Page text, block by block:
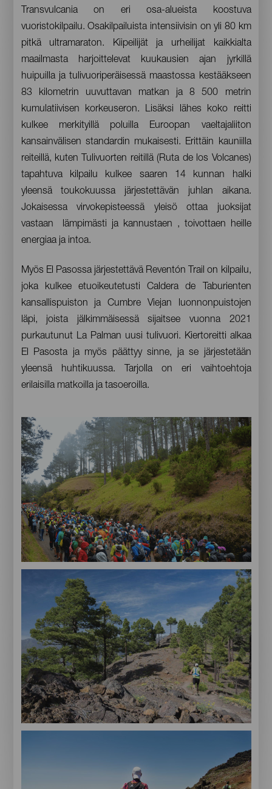
Transvulcania on eri osa-alueista koostuva
vuoristokilpailu. Osakilpailuista intensiivisin on yli 80 km
pitkä ultramaraton. Kiipeilijät ja urheilijat kaikkialta
maailmasta harjoittelevat kuukausien ajan jyrkillä
huipuilla ja tulivuoriperäisessä maastossa kestääkseen
83 kilometrin uuvuttavan matkan ja 8 500 metrin
kumulatiivisen korkeuseron. Lisäksi lähes koko reitti
kulkee merkityillä poluilla Euroopan vaeltajaliiton
kansainvälisen standardin mukaisesti. Erittäin kauniilla
reiteillä, kuten Tulivuorten reitillä (Ruta de los Volcanes)
tapahtuva kilpailu kulkee saaren 14 kunnan halki
yleensä toukokuussa järjestettävän juhlan aikana.
Jokaisessa virvokepisteessä yleisö ottaa juoksijat
vastaan lämpimästi ja kannustaen , toivottaen heille
energiaa ja intoa.
Myös El Pasossa järjestettävä Reventón Trail on kilpailu,
joka kulkee etuoikeutetusti Caldera de Taburienten
kansallispuiston ja Cumbre Viejan luonnonpuistojen
läpi, joista jälkimmäisessä sijaitsee vuonna 2021
purkautunut La Palman uusi tulivuori. Kiertoreitti alkaa
El Pasosta ja myös päättyy sinne, ja se järjestetään
yleensä huhtikuussa. Tarjolla on eri vaihtoehtoja
erilaisilla matkoilla ja tasoeroilla.
Imágenes
Transvulcania